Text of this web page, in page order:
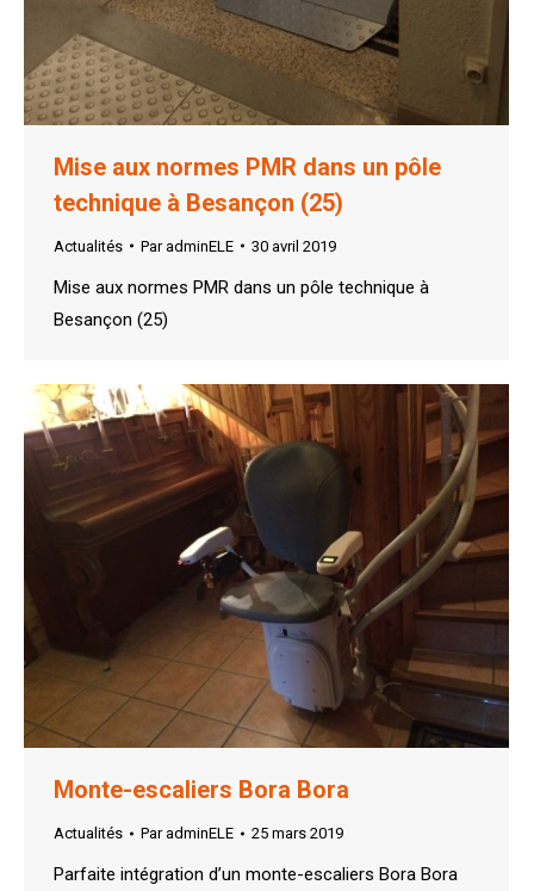
Mise aux normes PMR dans un pôle
technique à Besançon (25)
Actualités ParadminELE 30 avril 2019
Mise aux normes PMR dans un pôle technique à
Besançon (25)
Monte-escaliers Bora Bora
Actualités ParadminELE 25 mars 2019
Parfaite intégration d’un monte-escaliers Bora Bora